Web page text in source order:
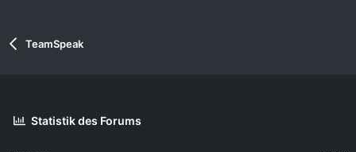
TeamSpeak
Statistik des Forums